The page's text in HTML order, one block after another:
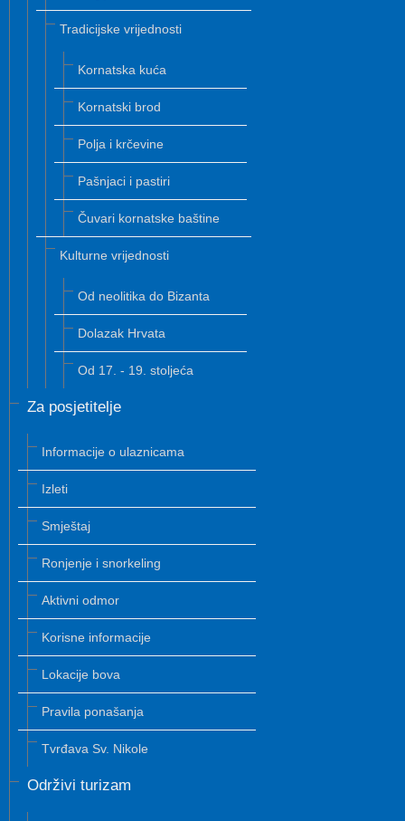
Tradicijske vrijednosti
Kornatska kuća
Kornatski brod
Polja i krčevine
Pašnjaci i pastiri
Čuvari kornatske baštine
Kulturne vrijednosti
Od neolitika do Bizanta
Dolazak Hrvata
Od 17. - 19. stoljeća
Za posjetitelje
Informacije o ulaznicama
Izleti
Smještaj
Ronjenje i snorkeling
Aktivni odmor
Korisne informacije
Lokacije bova
Pravila ponašanja
Tvrđava Sv. Nikole
Održivi turizam